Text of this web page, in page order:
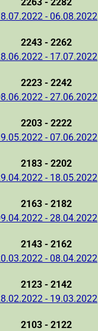
- 06.08.2022
2243 - 2262
- 17.07.2022
2223 - 2242
- 27.06.2022
2203 - 2222
- 07.06.2022
2183 - 2202
- 18.05.2022
2163 - 2182
- 28.04.2022
2143 - 2162
- 08.04.2022
2123 - 2142
- 19.03.2022
2103 - 2122